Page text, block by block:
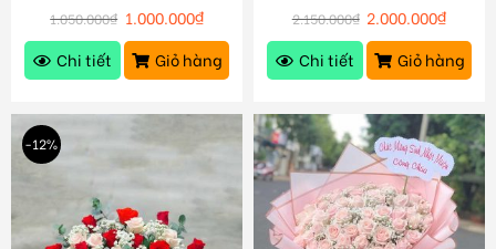
1.050.000₫ 1.000.000₫
Chi tiết
Giỏ hàng
2.150.000₫ 2.000.000₫
Chi tiết
Giỏ hàng
-12%